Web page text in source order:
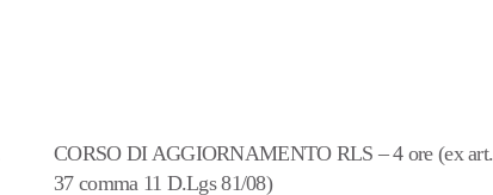
CORSO DI AGGIORNAMENTO RLS – 4 ore (ex art.
37 comma 11 D.Lgs 81/08)